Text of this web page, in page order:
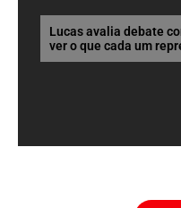
Lucas avalia debate
ver o que cada um